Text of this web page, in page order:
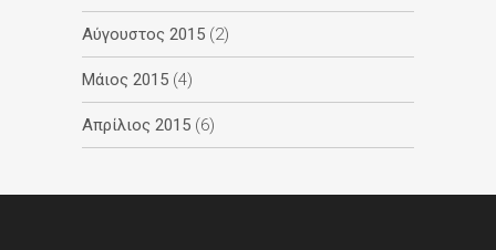
Αύγουστος 2015 (2)
Μάιος 2015 (4)
Απρίλιος 2015 (6)